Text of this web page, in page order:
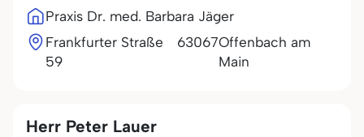
Praxis Dr. med. Barbara Jäger
Frankfurter Straße
59
63067Offenbach am
Main
Herr Peter Lauer